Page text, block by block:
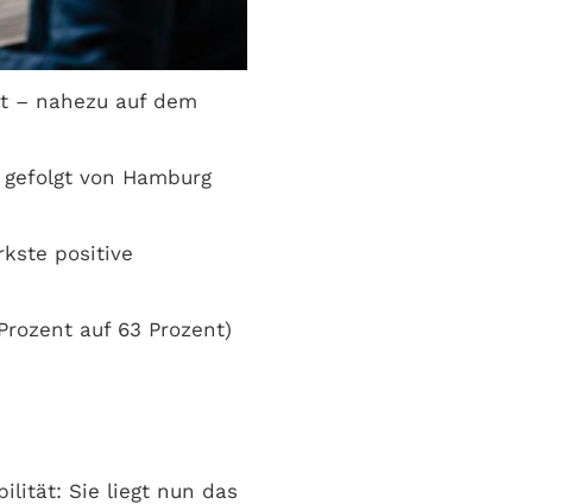
– nahezu auf dem
von Hamburg
positive
auf 63 Prozent)
Sie liegt nun das